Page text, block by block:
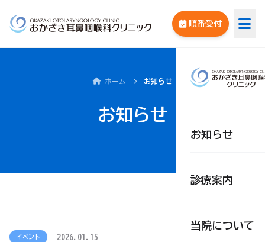
順番受付
お知らせ
診療案内
当院について
ホーム お知らせ
お知らせ
イベント 2026.01.15